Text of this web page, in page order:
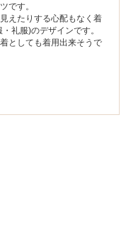
です。
えたりする心配もなく着
礼服)のデザインです。
としても着用出来そうで